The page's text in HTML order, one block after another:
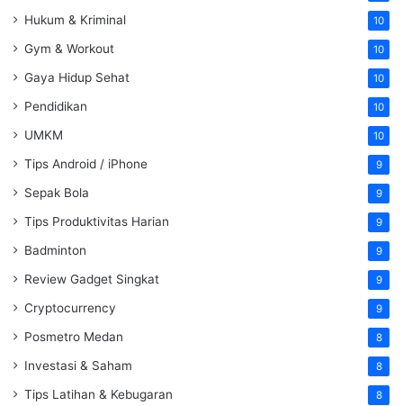
Hukum & Kriminal 10
Gym & Workout 10
Gaya Hidup Sehat 10
Pendidikan 10
UMKM 10
Tips Android / iPhone 9
Sepak Bola 9
Tips Produktivitas Harian 9
Badminton 9
Review Gadget Singkat 9
Cryptocurrency 9
Posmetro Medan 8
Investasi & Saham 8
Tips Latihan & Kebugaran 8